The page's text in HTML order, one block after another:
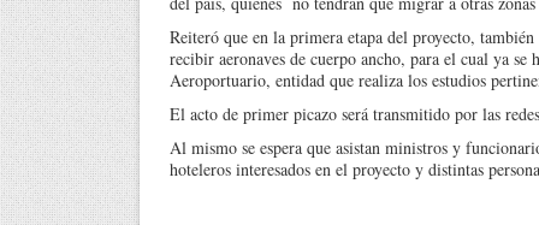
Reiteró que en la primera etapa del proyecto,
recibir aeronaves de cuerpo ancho, para el cual ya
Aeroportuario, entidad que realiza los estudios
El acto de primer picazo será transmitido por las
Al mismo se espera que asistan ministros y
hoteleros interesados en el proyecto y distintas